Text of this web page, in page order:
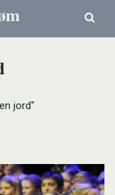
jord"